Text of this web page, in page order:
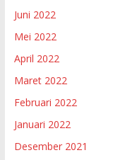
Juni 2022
Mei 2022
April 2022
Maret 2022
Februari 2022
Januari 2022
Desember 2021